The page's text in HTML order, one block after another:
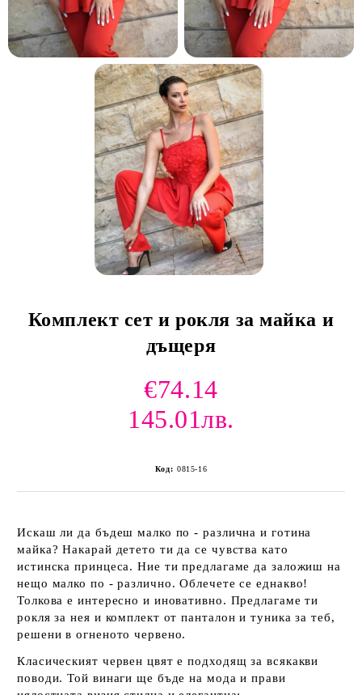
Комплект сет и рокля за майка и
дъщеря
€74.14
145.01лв.
Код: 0815-16
Искаш ли да бъдеш малко по - различна и готина
майка? Накарай детето ти да се чувства като
истинска принцеса. Ние ти предлагаме да заложиш на
нещо малко по - различно. Облечете се еднакво!
Толкова е интересно и иновативно. Предлагаме ти
рокля за нея и комплект от панталон и туника за теб,
решени в огненото червено.
Класическият червен цвят е подходящ за всякакви
поводи. Той винаги ще бъде на мода и прави